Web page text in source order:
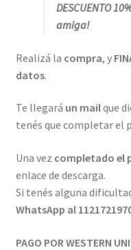
DESCUENTO
amiga!
Realizá la compra, y
datos.
Te llegará un mailque
tenés que completar el
Una vez completado el
enlace de descarga.
Si tenés alguna
WhatsApp al
PAGO POR WESTERN